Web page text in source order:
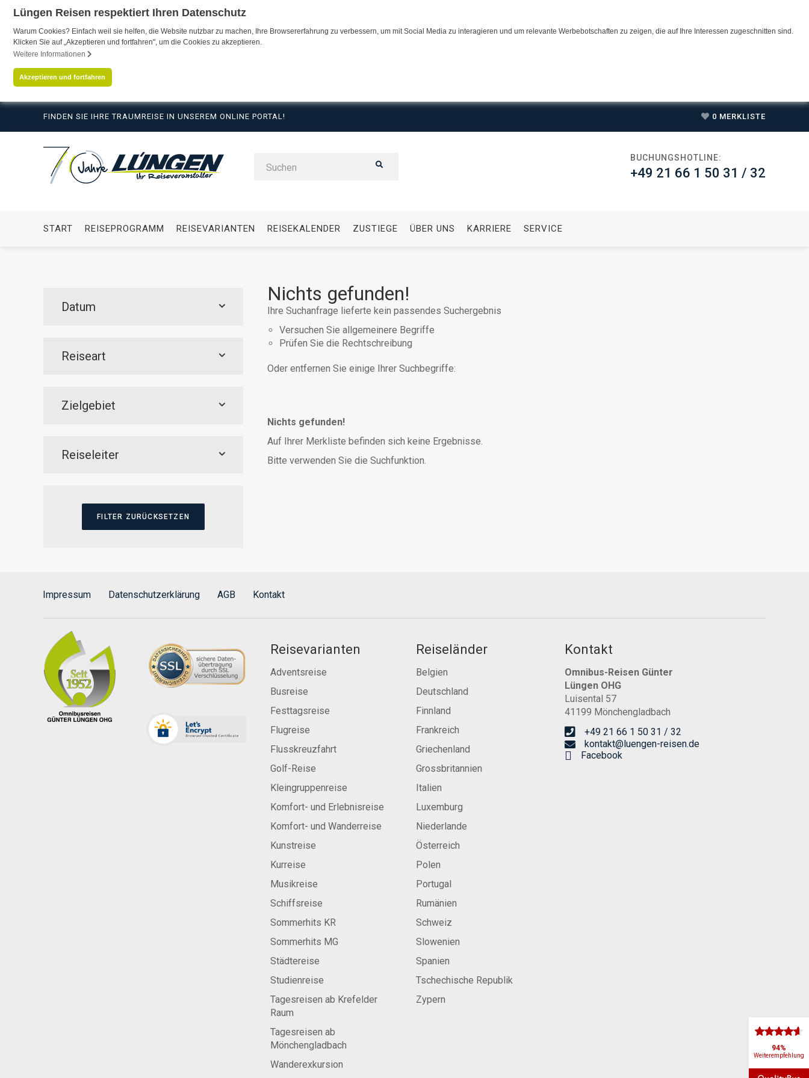
Lüngen Reisen respektiert Ihren Datenschutz
Warum Cookies? Einfach weil sie helfen, die Website nutzbar zu machen, Ihre Browsererfahrung zu verbessern, um mit Social Media zu interagieren und um relevante Werbebotschaften zu zeigen, die auf Ihre Interessen zugeschnitten sind.
Klicken Sie auf „Akzeptieren und fortfahren", um die Cookies zu akzeptieren.
Weitere Informationen
Akzeptieren und fortfahren
FINDEN SIE IHRE TRAUMREISE IN UNSEREM ONLINE PORTAL! 0 MERKLISTE
BUCHUNGSHOTLINE:
+49 21 66 1 50 31 / 32
START REISEPROGRAMM REISEVARIANTEN REISEKALENDER ZUSTIEGE ÜBER UNS KARRIERE SERVICE
Datum
Reiseart
Zielgebiet
Reiseleiter
Nichts gefunden!
Ihre Suchanfrage lieferte kein passendes Suchergebnis
Versuchen Sie allgemeinere Begriffe
Prüfen Sie die Rechtschreibung
Oder entfernen Sie einige Ihrer Suchbegriffe:
Nichts gefunden!
Auf Ihrer Merkliste befinden sich keine Ergebnisse.
Bitte verwenden Sie die Suchfunktion.
Impressum Datenschutzerklärung AGB Kontakt
94%
Weiterempfehlung
Reisevarianten
Adventsreise
Busreise
Festtagsreise
Flugreise
Flusskreuzfahrt
Golf-Reise
Kleingruppenreise
Komfort- und Erlebnisreise
Komfort- und Wanderreise
Kunstreise
Kurreise
Musikreise
Schiffsreise
Sommerhits KR
Sommerhits MG
Städtereise
Studienreise
Tagesreisen ab Krefelder
Raum
Tagesreisen ab
Mönchengladbach
Wanderexkursion
Reiseländer
Belgien
Deutschland
Finnland
Frankreich
Griechenland
Grossbritannien
Italien
Luxemburg
Niederlande
Österreich
Polen
Portugal
Rumänien
Schweiz
Slowenien
Spanien
Tschechische Republik
Zypern
Kontakt
Omnibus-Reisen Günter
Lüngen OHG
Luisental 57
41199 Mönchengladbach
+49 21 66 1 50 31 / 32
kontakt@luengen-reisen.de
Facebook